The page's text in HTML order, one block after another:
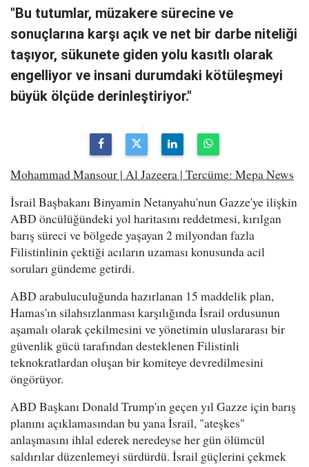
"Bu tutumlar, müzakere sürecine ve
sonuçlarına karşı açık ve net bir darbe niteliği
taşıyor, sükunete giden yolu kasıtlı olarak
engelliyor ve insani durumdaki kötüleşmeyi
büyük ölçüde derinleştiriyor."
Mohammad Mansour | Al Jazeera | Tercüme: Mepa News
İsrail Başbakanı Binyamin Netanyahu'nun Gazze'ye ilişkin
ABD öncülüğündeki yol haritasını reddetmesi, kırılgan
barış süreci ve bölgede yaşayan 2 milyondan fazla
Filistinlinin çektiği acıların uzaması konusunda acil
soruları gündeme getirdi.
ABD arabuluculuğunda hazırlanan 15 maddelik plan,
Hamas'ın silahsızlanması karşılığında İsrail ordusunun
aşamalı olarak çekilmesini ve yönetimin uluslararası bir
güvenlik gücü tarafından desteklenen Filistinli
teknokratlardan oluşan bir komiteye devredilmesini
öngörüyor.
ABD Başkanı Donald Trump'ın geçen yıl Gazze için barış
planını açıklamasından bu yana İsrail, "ateşkes"
anlaşmasını ihlal ederek neredeyse her gün ölümcül
saldırılar düzenlemeyi sürdürdü. İsrail güçlerini çekmek